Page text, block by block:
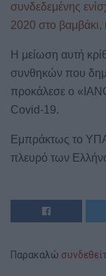
συνδεδεμένης
2020 στο βαμβάκι,
Η μείωση αυτή
συνθηκών που
προκάλεσε ο
Covid-19.
Εμπράκτως το
πλευρό των
Παρακαλώ